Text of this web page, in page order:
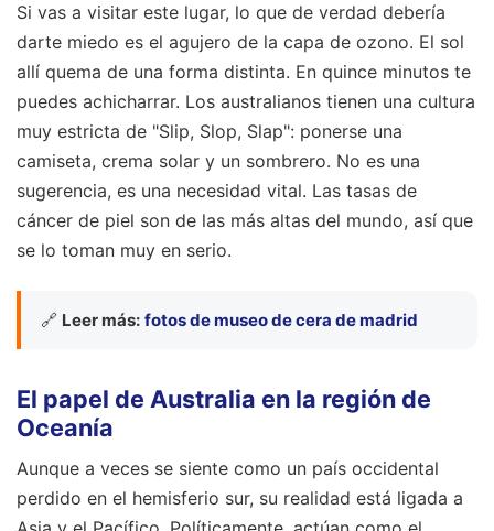
Si vas a visitar este lugar, lo que de verdad debería
darte miedo es el agujero de la capa de ozono. El sol
allí quema de una forma distinta. En quince minutos te
puedes achicharrar. Los australianos tienen una cultura
muy estricta de "Slip, Slop, Slap": ponerse una
camiseta, crema solar y un sombrero. No es una
sugerencia, es una necesidad vital. Las tasas de
cáncer de piel son de las más altas del mundo, así que
se lo toman muy en serio.
🔗 Leer más: fotos de museo de cera de madrid
El papel de Australia en la región de
Oceanía
Aunque a veces se siente como un país occidental
perdido en el hemisferio sur, su realidad está ligada a